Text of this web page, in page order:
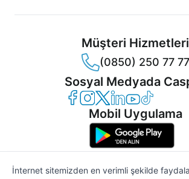
Müşteri Hizmetleri
(0850) 250 77 77
Sosyal Medyada
Casper Facebook
Casper Instagram
Casper Twitter
Casper LinkedIn
CasperCasper
Mobil Uygulama
İnternet sitemizden en verimli şekilde